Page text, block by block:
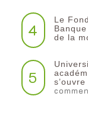
4
Le
de la
5